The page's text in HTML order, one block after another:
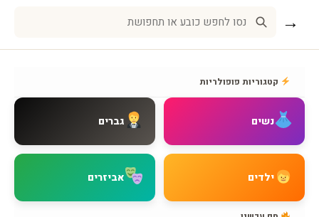
צור קשר
שאלות נפוצות
מדיניות משלוחים
מדיניות החזרות
מדיניות פרטיות
→
קטגוריות פופולריות
נשים גברים
ילדים אביזרים